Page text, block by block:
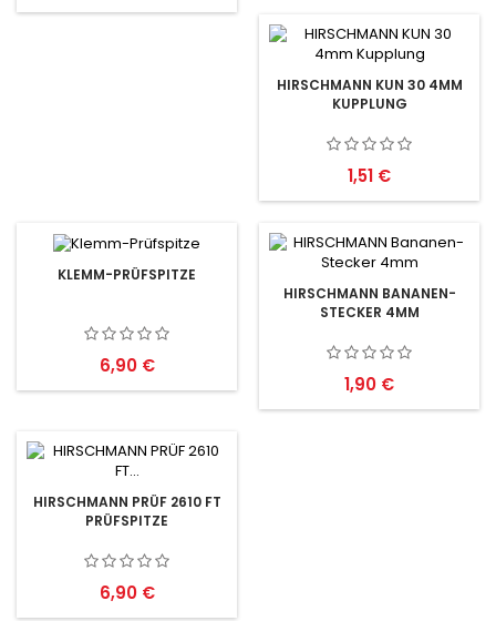
HIRSCHMANN KUN 30 4MM
KUPPLUNG
Preis
1,51 €
KLEMM-PRÜFSPITZE
Preis
6,90 €
HIRSCHMANN BANANEN-
STECKER 4MM
Preis
1,90 €
HIRSCHMANN PRÜF 2610 FT
PRÜFSPITZE
Preis
6,90 €